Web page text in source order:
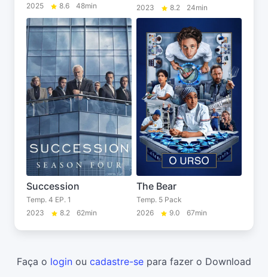
2025
8.6 48min
2023
8.2 24min
Succession
Temp. 4 EP. 1
2023
8.2 62min
The Bear
Temp. 5 Pack
2026
9.0 67min
Faça o login ou cadastre-se para fazer o Download